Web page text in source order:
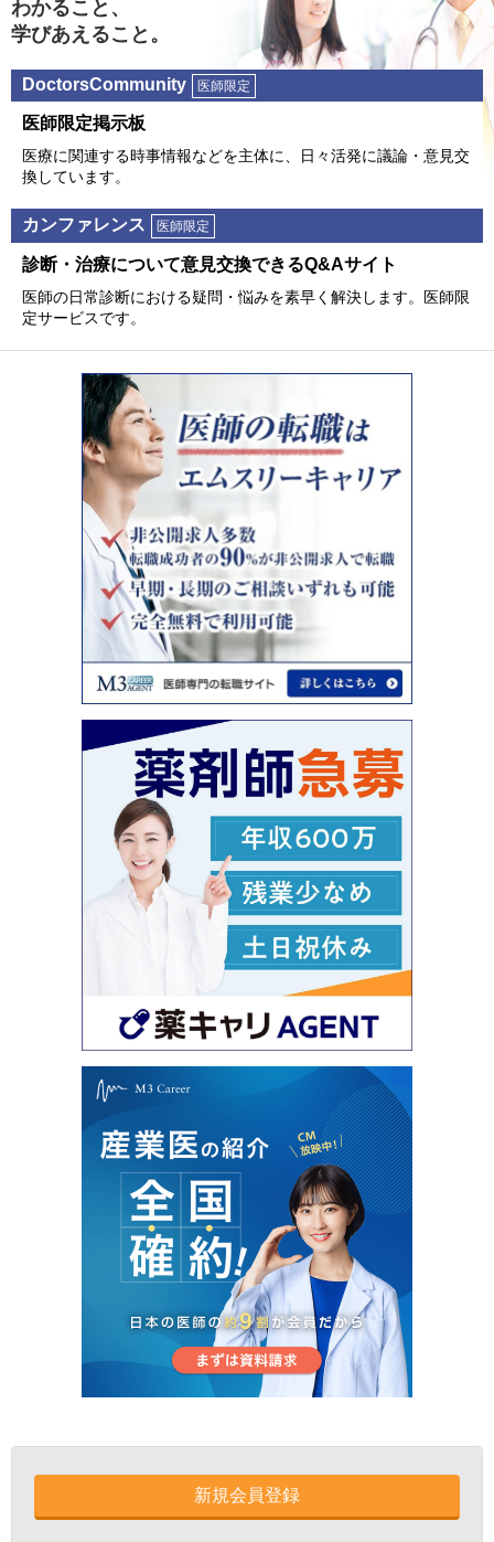
わかること、
学びあえること。
DoctorsCommunity 医師限定
医師限定掲⽰板
医療に関連する時事情報などを主体に、⽇々活発に議論・意⾒交
換しています。
カンファレンス 医師限定
診断・治療について意⾒交換できるQ&Aサイト
医師の⽇常診断における疑問・悩みを素早く解決します。医師限
定サービスです。
新規会員登録